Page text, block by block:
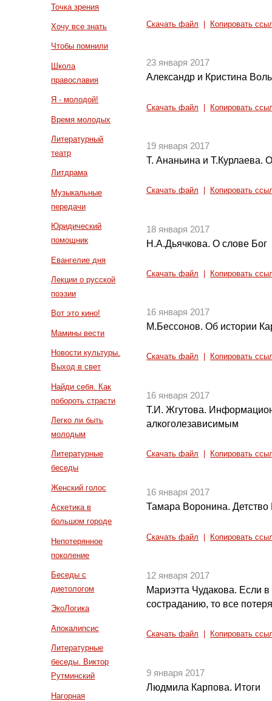
Точка зрения
Хочу все знать
Чтобы помнили
Школа
православия
Я - молодой!
Время молодых
Литературный
театр
Литдрама
Музыкальные
передачи
Юридический
помощник
Евангелие дня
Лекции о русской
поэзии
Вот это кино!
Мамины вести
Новости культуры.
Выход в свет
Найди себя. Как
побороть страсти
Легко ли быть
молодым
Литературные
беседы
Женский голос
Аскетика в
большом городе
Непотерянное
поколение
Беседы с
диетологом
ЭкоЛогика
Апокалипсис
Литературные
беседы. Виктор
Рутминский
Нагорная
Скачать файл Копировать
23 января 2017
Александр и Кристина
Скачать файл Копировать
19 января 2017
Т. Ананьина и Т.Курлаева.
Скачать файл Копировать
18 января 2017
Н.А.Дьячкова. О слове Бог
Скачать файл Копировать
16 января 2017
М.Бессонов. Об истории
Скачать файл Копировать
16 января 2017
Т.И. Жгутова.
алкоголезависимым
Скачать файл Копировать
16 января 2017
Тамара Воронина. Детство
Скачать файл Копировать
12 января 2017
Мариэтта Чудакова. Если в
состраданию, то все
Скачать файл Копировать
9 января 2017
Людмила Карпова. Итоги